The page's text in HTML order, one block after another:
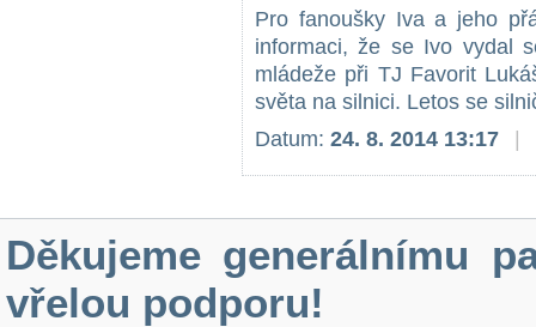
Pro fanoušky Iva a jeho
informaci, že se Ivo vydal
mládeže při TJ Favorit
světa na silnici. Letos se
Datum: 24. 8. 2014 13:17
Děkujeme generálnímu
vřelou podporu!